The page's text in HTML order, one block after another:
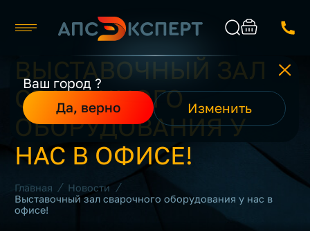
Ваш город ?
Да, верно
Изменить
Челябинск
Каталог
О компании
Производители
Реализованные проекты
Контакты
ВЫСТАВОЧНЫЙ ЗАЛ
СВАРОЧНОГО
ОБОРУДОВАНИЯ У
НАС В ОФИСЕ!
Главная / Новости
/
Выставочный зал сварочного оборудования у нас в
офисе!
Найти